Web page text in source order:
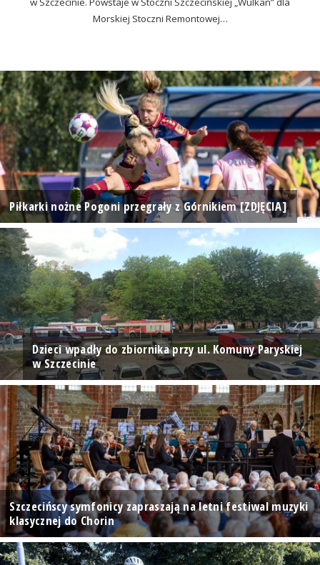
Morskiej Stoczni Remontowej…
Piłkarki nożne Pogoni przegrały z Górnikiem [ZDJĘCIA]
Dzieci wpadły do zbiornika przy ul. Komuny Paryskiej
w Szczecinie
Szczecińscy symfonicy zapraszają na letni festiwal muzyki
klasycznej do Chorin